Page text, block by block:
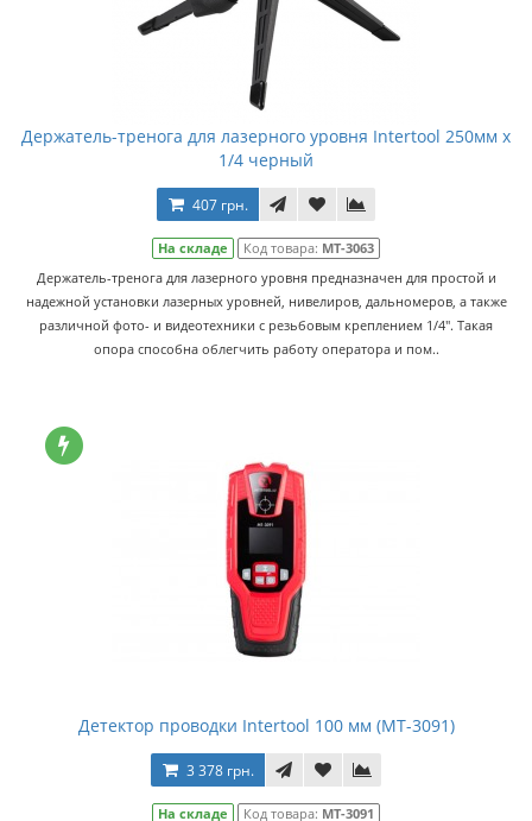
Держатель-тренога для лазерного уровня Intertool 250мм x
1/4 черный
407 грн.
На складе Код товара: MT-3063
Держатель-тренога для лазерного уровня предназначен для простой и
надежной установки лазерных уровней, нивелиров, дальномеров, а также
различной фото- и видеотехники с резьбовым креплением 1/4". Такая
опора способна облегчить работу оператора и пом..
Детектор проводки Intertool 100 мм (MT-3091)
3 378 грн.
На складе Код товара: MT-3091